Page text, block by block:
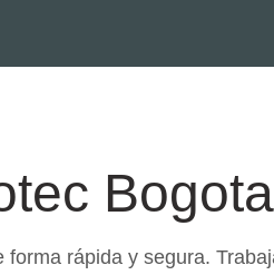
Bogota
rápida y segura.